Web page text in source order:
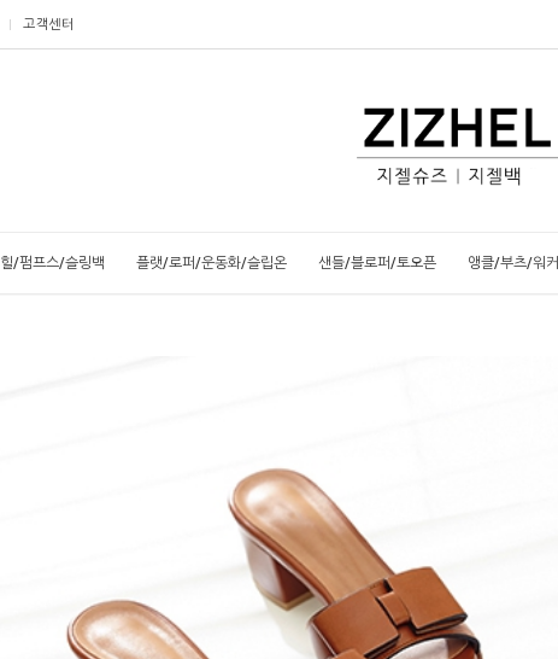
고객센터
힐/펌프스/슬링백 플랫/로퍼/운동화/슬립온 샌들/블로퍼/토오픈 앵클/부츠/워커